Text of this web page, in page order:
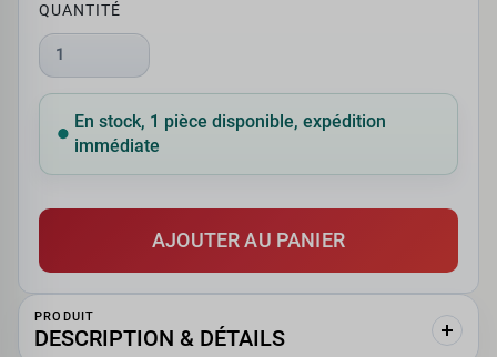
QUANTITÉ
1
En stock, 1 pièce disponible, expédition
immédiate
AJOUTER AU PANIER
PRODUIT
DESCRIPTION & DÉTAILS